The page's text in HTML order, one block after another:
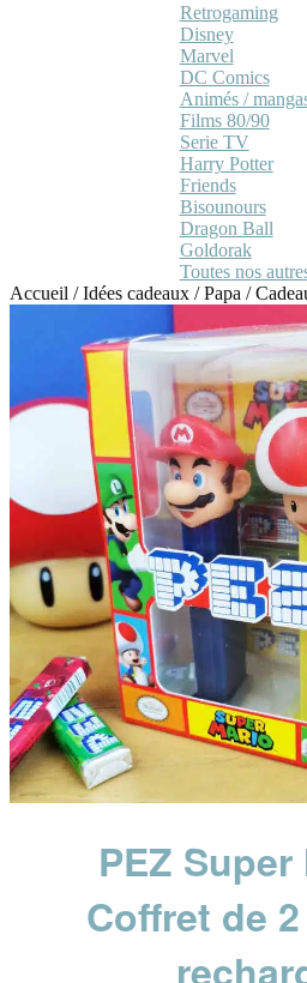
Retrogaming
Disney
Marvel
DC Comics
Animés /
Films 80/90
Serie TV
Harry Potter
Friends
Bisounours
Dragon Ball
Goldorak
Toutes nos
Accueil /Idées cadeaux /Papa /
PEZ
Coffret de